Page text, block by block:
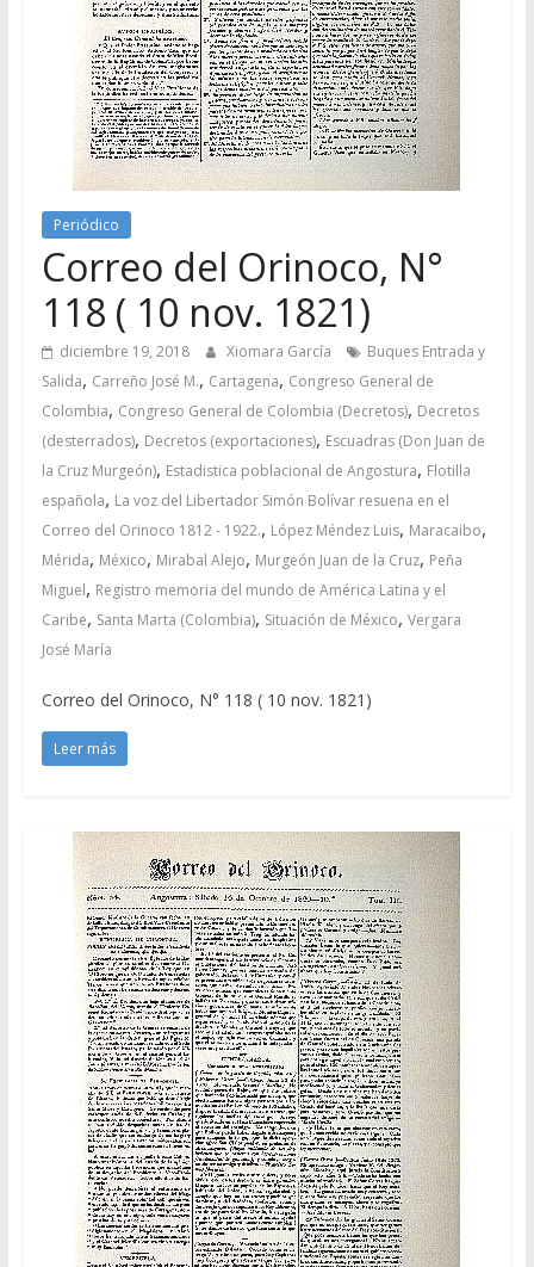
Periódico
Correo del Orinoco, N°
118 ( 10 nov. 1821)
diciembre 19, 2018 Xiomara García
Buques Entrada y
Salida, Carreño José M., Cartagena, Congreso General de
Colombia, Congreso General de Colombia (Decretos), Decretos
(desterrados), Decretos (exportaciones), Escuadras (Don Juan de
la Cruz Murgeón), Estadistica poblacional de Angostura, Flotilla
española, La voz del Libertador Simón Bolívar resuena en el
Correo del Orinoco 1812 - 1922., López Méndez Luis, Maracaibo,
Mérida, México, Mirabal Alejo, Murgeón Juan de la Cruz, Peña
Miguel, Registro memoria del mundo de América Latina y el
Caribe, Santa Marta (Colombia), Situación de México, Vergara
José María
Correo del Orinoco, N° 118 ( 10 nov. 1821)
Leer más